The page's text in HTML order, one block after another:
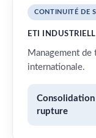
CONTINUITÉ DE
ETI
Management
internationale.
Consolidation
rupture